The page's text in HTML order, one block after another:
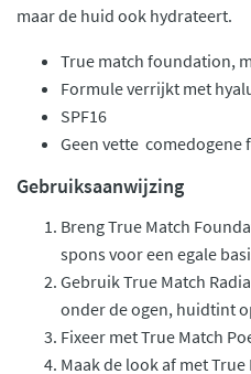
maar de huid ook hydrateert.
True match foundation,
Formule verrijkt met
SPF16
Geen vette comedogene
Gebruiksaanwijzing
Breng True Match
spons voor een egale
Gebruik True Match
onder de ogen, huidtint
Fixeer met True Match
Maak de look af met